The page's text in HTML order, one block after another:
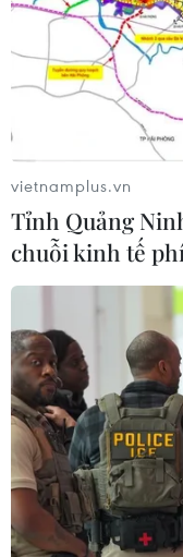
quốc tế
05/08/2026 23:15
Mỹ hoàn trả
quan sau phán
cao
CƠ QUAN CHỦ QUẢN:
Tổng Biên tập:
Phó Tổng Biên tập:
vietnamplus.vn
Tỉnh Quảng
chuỗi kinh tế